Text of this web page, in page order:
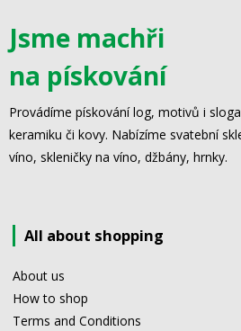
Jsme machři
na pískování
Provádíme pískování log, motivů i
keramiku či kovy. Nabízíme svatební
víno, skleničky na víno, džbány, hrnky.
All about shopping
About us
How to shop
Terms and Conditions